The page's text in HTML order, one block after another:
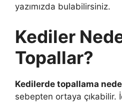
yazımızda bulabilirsiniz.
Kediler
Topallar?
Kedilerde topallama
sebepten ortaya çıkabilir.